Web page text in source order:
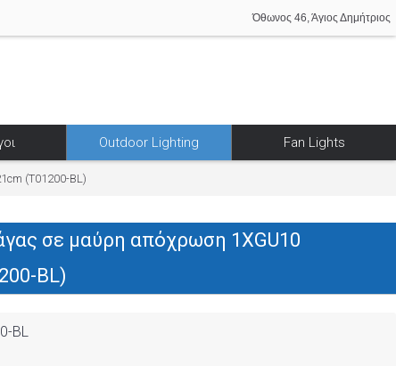
Όθωνος 46, Άγιος Δημήτριος
Outdoor Lighting Fan Lights
(T01200-BL)
σε μαύρη απόχρωση 1XGU10
BL)
BL